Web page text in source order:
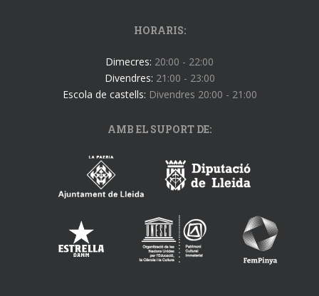
HORARIS:
Dimecres: 20:00 - 22:00
Divendres: 21:00 - 23:00
Escola de castells: Divendres 20:00 - 21:00
AMB EL SUPORT DE: